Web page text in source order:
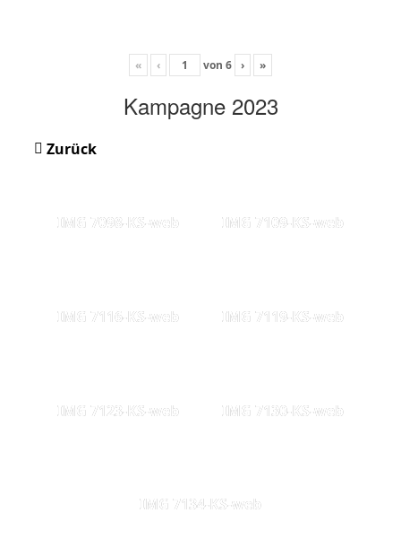
« ‹ von 6 › »
Kampagne 2023
Zurück
IMG 7098-KS-web IMG 7109-KS-web
IMG 7116-KS-web IMG 7119-KS-web
IMG 7123-KS-web IMG 7130-KS-web
IMG 7134-KS-web